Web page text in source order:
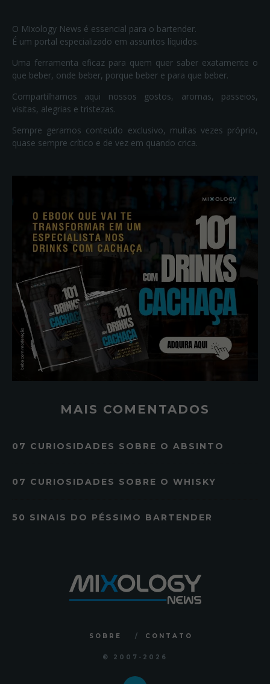
O Mixology News é essencial para o bartender.
É um portal especializado em assuntos líquidos.
Uma ferramenta eficaz para quem quer saber exatamente o
que beber, onde beber, porque beber e para que beber.
Compartilhamos aqui nossos gostos, aromas, passeios,
visitas, alegrias e tristezas.
Sempre geramos conteúdo exclusivo, muitas vezes próprio,
quase sempre crítico e de vez em quando crica.
MAIS COMENTADOS
07 CURIOSIDADES SOBRE O ABSINTO
07 CURIOSIDADES SOBRE O WHISKY
50 SINAIS DO PÉSSIMO BARTENDER
SOBRE CONTATO
© 2007 -2026